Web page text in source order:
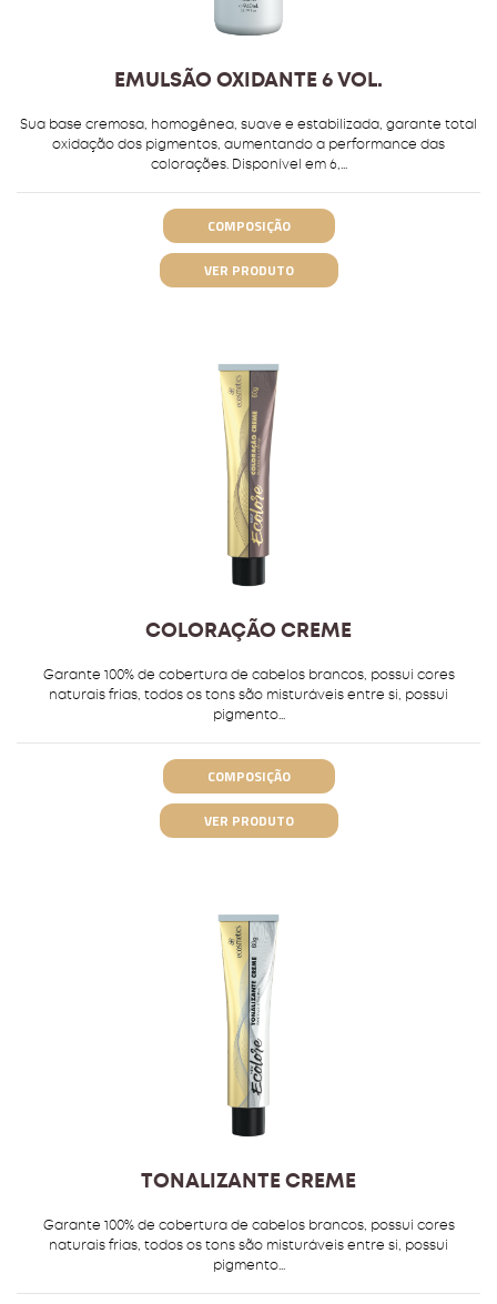
EMULSÃO OXIDANTE 6 VOL.
Sua base cremosa, homogênea, suave e estabilizada, garante total
oxidação dos pigmentos, aumentando a performance das
colorações. Disponível em 6,...
COMPOSIÇÃO
VER PRODUTO
COLORAÇÃO CREME
Garante 100% de cobertura de cabelos brancos, possui cores
naturais frias, todos os tons são misturáveis entre si, possui
pigmento...
COMPOSIÇÃO
VER PRODUTO
TONALIZANTE CREME
Garante 100% de cobertura de cabelos brancos, possui cores
naturais frias, todos os tons são misturáveis entre si, possui
pigmento...